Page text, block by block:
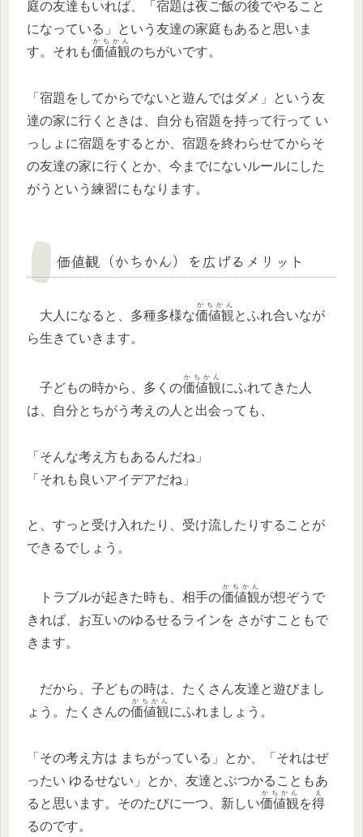
庭の友達もいれば、「宿題は夜ご飯の後でやること
になっている」という友達の家庭もあると思いま
す。それも価値観
かちかん
のちがいです。
「宿題をしてからでないと遊んではダメ」という友
達の家に行くときは、自分も宿題を持って行って い
っしょに宿題をするとか、宿題を終わらせてからそ
の友達の家に行くとか、今までにないルールにした
がうという練習にもなります。
価値観（かちかん）を広げるメリット
大人になると、多種多様な価値観
かちかん
とふれ合いなが
ら生きていきます。
子どもの時から、多くの価値観
かちかん
にふれてきた人
は、自分とちがう考えの人と出会っても、
「そんな考え方もあるんだね」
「それも良いアイデアだね」
と、すっと受け入れたり、受け流したりすることが
できるでしょう。
トラブルが起きた時も、相手の価値観
かちかん
が想ぞうで
きれば、お互いのゆるせるラインを さがすこともで
きます。
だから、子どもの時は、たくさん友達と遊びまし
ょう。たくさんの価値観
かちかん
にふれましょう。
「その考え方は まちがっている」とか、「それはぜ
ったい ゆるせない」とか、友達とぶつかることもあ
ると思います。そのたびに一つ、新しい価値観
かちかん
を得
え
るのです。